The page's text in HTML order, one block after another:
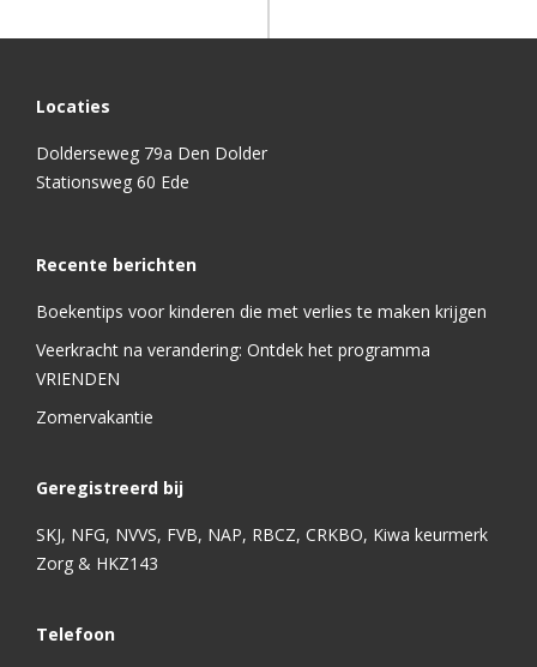
Locaties
Dolderseweg 79a Den Dolder
Stationsweg 60 Ede
Recente berichten
Boekentips voor kinderen die met verlies te maken krijgen
Veerkracht na verandering: Ontdek het programma
VRIENDEN
Zomervakantie
Geregistreerd bij
SKJ, NFG, NVVS, FVB, NAP, RBCZ, CRKBO, Kiwa keurmerk
Zorg & HKZ143
Telefoon